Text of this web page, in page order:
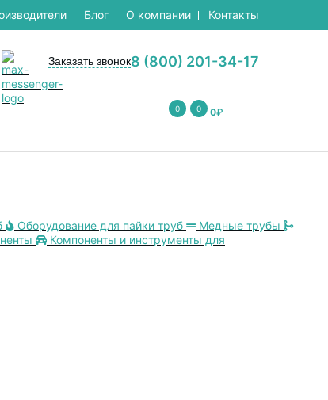
Блог О компании Контакты
8 (800) 201-34-17
Заказать звонок
0 0 0₽
Оборудование для пайки труб
Медные трубы
Компоненты и инструменты для